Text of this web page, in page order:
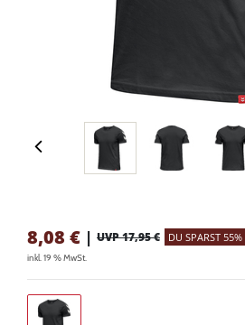
8,08 € | UVP 17,95 € DU SPARST 55%
inkl. 19 % MwSt.